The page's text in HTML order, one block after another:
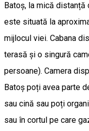
Batoș, la mică
este situată la
mijlocul viei. Cabana
terasă și o singură
persoane). Camera
Batoș poți avea parte
sau cină sau poți
sau în cortul pe care